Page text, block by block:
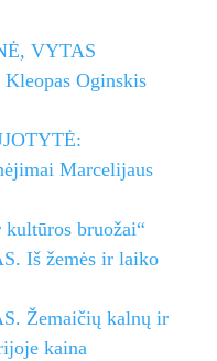
VYTAS
Oginskis
Marcelijaus
bruožai“
Iš žemės ir laiko
Žemaičių kalnų ir
kaina